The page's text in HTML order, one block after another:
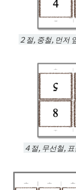
２절, 중철, 먼저
４절, 무선철,